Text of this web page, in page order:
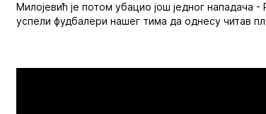
Милојевић је потом убацио још једног нападача
успели фудбалери нашег тима да однесу читав